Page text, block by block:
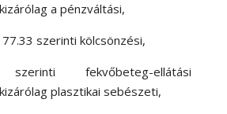
a pénzváltási,
szerinti kölcsönzési,
fekvőbeteg-ellátási
plasztikai sebészeti,